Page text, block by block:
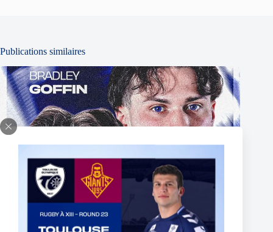
Publications similaires